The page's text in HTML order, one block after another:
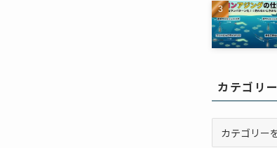
カテゴリー
テ